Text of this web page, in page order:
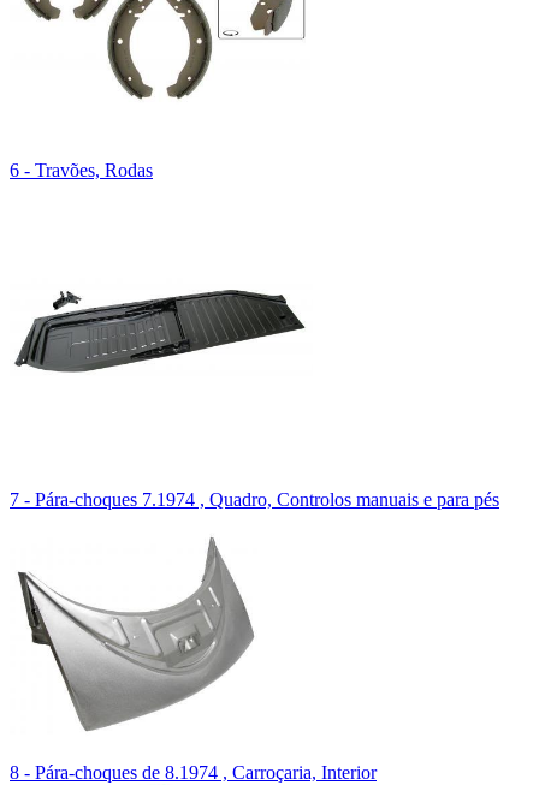
6 - Travões, Rodas
7 - Pára-choques 7.1974 , Quadro, Controlos manuais e para pés
8 - Pára-choques de 8.1974 , Carroçaria, Interior